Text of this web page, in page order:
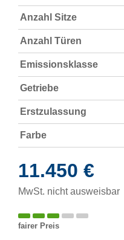
Anzahl Sitze
Anzahl Türen
Emissionsklasse
Getriebe
Erstzulassung
Farbe
11.450 €
MwSt. nicht ausweisbar
fairer Preis